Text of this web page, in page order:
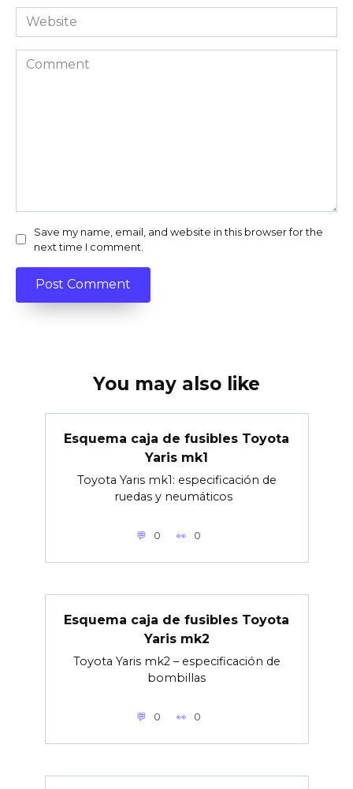
Website
Comment
Save my name, email, and website in this browser for the
next time I comment.
You may also like
Esquema caja de fusibles Toyota
Yaris mk1
Toyota Yaris mk1: especificación de
ruedas y neumáticos
0 0
Esquema caja de fusibles Toyota
Yaris mk2
Toyota Yaris mk2 – especificación de
bombillas
0 0